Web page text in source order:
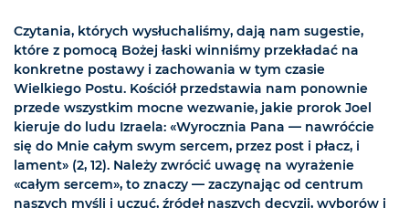
Czytania, których wysłuchaliśmy, dają nam sugestie,
które z pomocą Bożej łaski winniśmy przekładać na
konkretne postawy i zachowania w tym czasie
Wielkiego Postu. Kościół przedstawia nam ponownie
przede wszystkim mocne wezwanie, jakie prorok Joel
kieruje do ludu Izraela: «Wyrocznia Pana — nawróćcie
się do Mnie całym swym sercem, przez post i płacz, i
lament» (2, 12). Należy zwrócić uwagę na wyrażenie
«całym sercem», to znaczy — zaczynając od centrum
naszych myśli i uczuć, źródeł naszych decyzji, wyborów i